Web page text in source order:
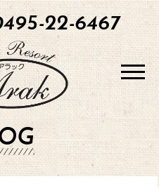
22-6467